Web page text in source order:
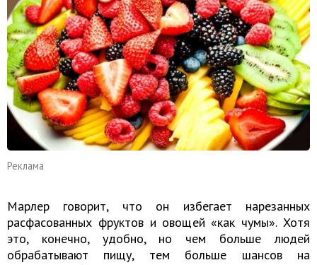
Реклама
Марлер говорит, что он избегает нарезанных
расфасованных фруктов и овощей «как чумы». Хотя
это, конечно, удобно, но чем больше людей
обрабатывают пищу, тем больше шансов на